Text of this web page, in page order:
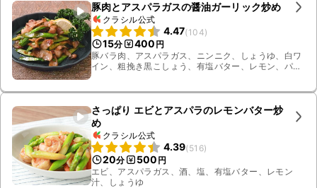
豚肉とアスパラガスの醤油ガーリック炒め
クラシル公式
4.47(104)
15分 400 円
豚バラ肉、アスパラガス、ニンニク、しょうゆ、白ワ
イン、粗挽き黒こしょう、有塩バター、レモン、パセ
さっぱり エビとアスパラのレモンバター炒
め
クラシル公式
4.39(516)
20分 500 円
エビ、アスパラガス、酒、塩、有塩バター、レモン
汁、しょうゆ